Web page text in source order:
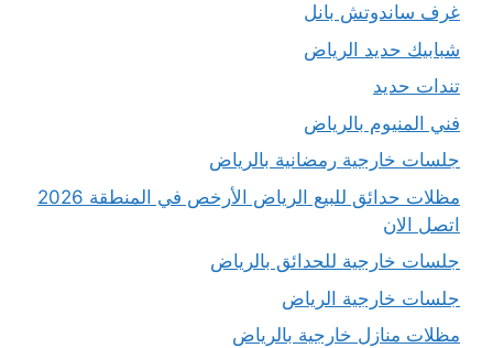
غرف ساندوتش بانل
شبابيك حديد الرياض
تندات حديد
فني المنيوم بالرياض
جلسات خارجية رمضانية بالرياض
مظلات حدائق للبيع الرياض الأرخص في المنطقة 2026
اتصل الان
جلسات خارجية للحدائق بالرياض
جلسات خارجية الرياض
مظلات منازل خارجية بالرياض